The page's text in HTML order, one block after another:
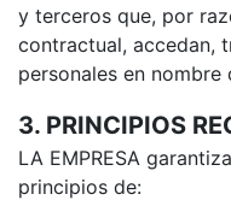
y terceros que, por
contractual, accedan,
personales en nombre
3. PRINCIPIOS
LA EMPRESA
principios de: